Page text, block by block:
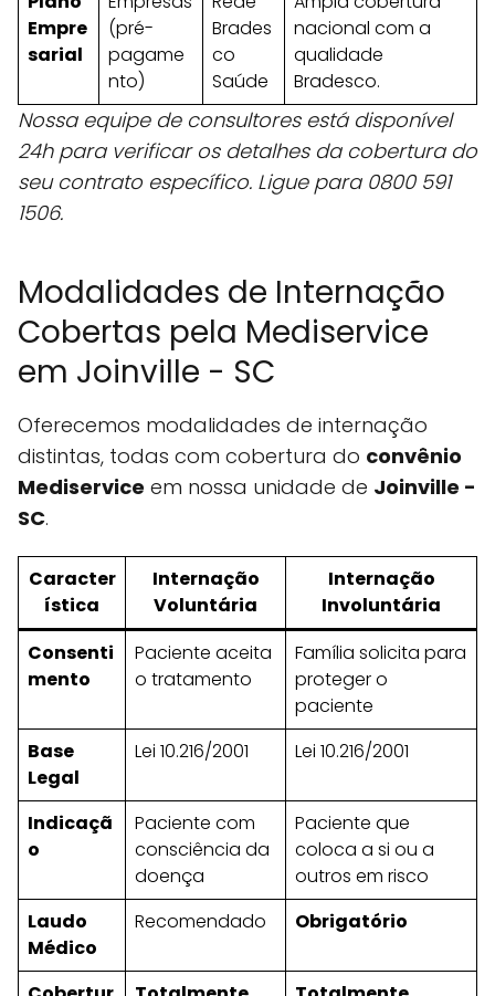
Empre
sarial
(pré-
pagame
nto)
Brades
co
Saúde
nacional com a
qualidade
Bradesco.
Nossa equipe de consultores está disponível
24h para verificar os detalhes da cobertura do
seu contrato específico. Ligue para 0800 591
1506.
Modalidades de Internação
Cobertas pela Mediservice
em Joinville - SC
Oferecemos modalidades de internação
distintas, todas com cobertura do convênio
Mediservice em nossa unidade de Joinville -
SC.
Caracter
ística
Internação
Voluntária
Internação
Involuntária
Consenti
mento
Paciente aceita
o tratamento
Família solicita para
proteger o
paciente
Base
Legal
Lei 10.216/2001 Lei 10.216/2001
Indicaçã
o
Paciente com
consciência da
doença
Paciente que
coloca a si ou a
outros em risco
Laudo
Médico
Recomendado Obrigatório